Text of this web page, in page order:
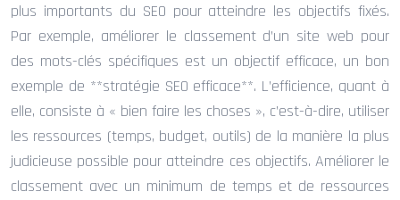
plus importants du SEO pour atteindre les objectifs fixés.
Par exemple, améliorer le classement d’un site web pour
des mots-clés spécifiques est un objectif efficace, un bon
exemple de **stratégie SEO efficace**. L’efficience, quant à
elle, consiste à « bien faire les choses », c’est-à-dire, utiliser
les ressources (temps, budget, outils) de la manière la plus
judicieuse possible pour atteindre ces objectifs. Améliorer le
classement avec un minimum de temps et de ressources